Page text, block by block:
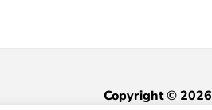
Copyright © 2026